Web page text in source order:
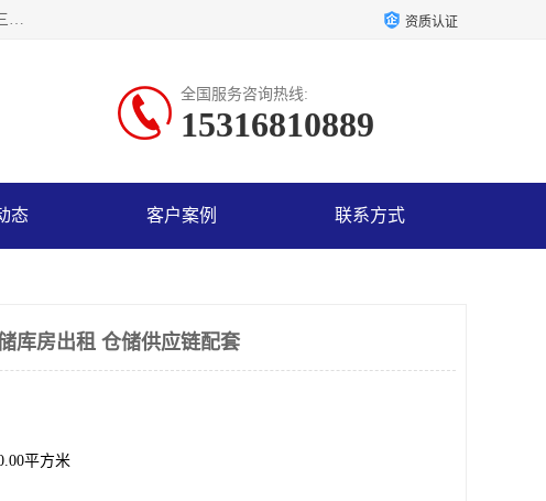
上海星力仓储服务有限公司从事：上海仓储服务、上海仓储库房、上海仓库代运营、上海仓库对外出租、上海仓库外包、上海三方仓储、上海电商仓储代发、上海电商代发货仓库、上海托管仓库、上海仓储配送。上海星力仓储服务有限公司现在拥有100个分仓、10万余平方的标准库房，精炼员工几百名，与几千家客户合作，公司已跻身上海仓储行业前列。欢迎来电咨询！ 资质认证
全国服务咨询热线:
15316810889
态 客户案例 联系方式
库房出租 仓储供应链配套
平方米